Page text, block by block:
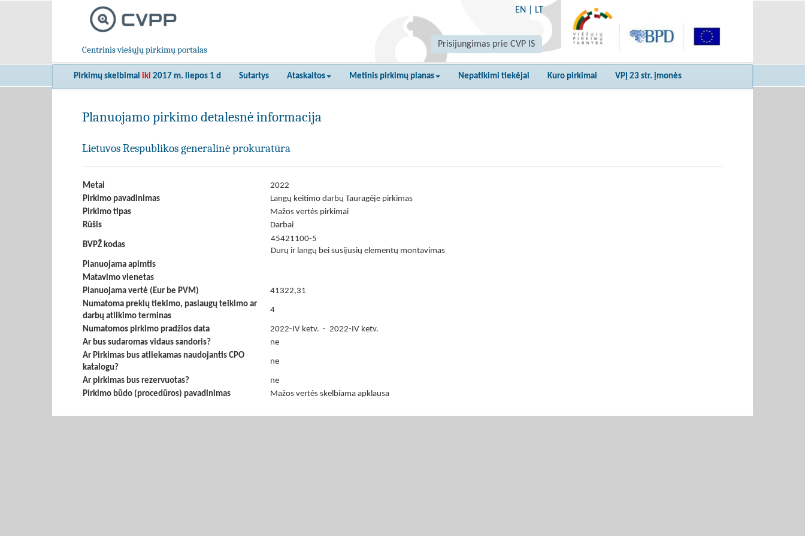
Centrinis viešųjų pirkimų portalas
EN LT
Prisijungimas prie CVP IS
Pirkimų skelbimai iki 2017 m. liepos 1 d Sutartys Ataskaitos Metinis pirkimų planas Nepatikimi tiekėjai Kuro pirkimai VPĮ 23 str. įmonės
Planuojamo pirkimo detalesnė informacija
Lietuvos Respublikos generalinė prokuratūra
Metai
2022
Pirkimo pavadinimas
Langų keitimo darbų Tauragėje pirkimas
Pirkimo tipas
Mažos vertės pirkimai
Rūšis
Darbai
BVPŽ kodas
45421100-5
Durų ir langų bei susijusių elementų montavimas
Planuojama apimtis
Matavimo vienetas
Planuojama vertė (Eur be PVM)
41322,31
Numatoma prekių tiekimo, paslaugų teikimo ar
darbų atlikimo terminas
4
Numatomos pirkimo pradžios data
2022-IV ketv. - 2022-IV ketv.
Ar bus sudaromas vidaus sandoris?
ne
Ar Pirkimas bus atliekamas naudojantis CPO
katalogu?
ne
Ar pirkimas bus rezervuotas?
ne
Pirkimo būdo (procedūros) pavadinimas
Mažos vertės skelbiama apklausa